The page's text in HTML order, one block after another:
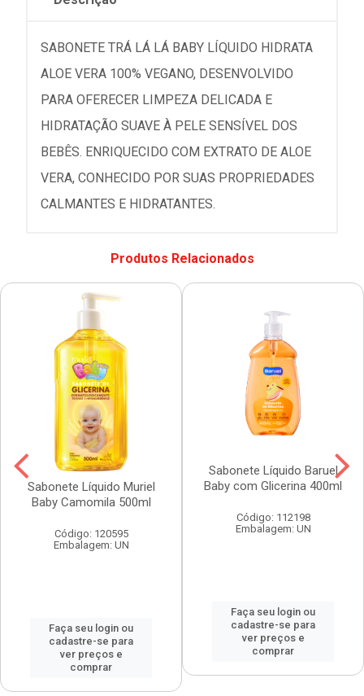
SABONETE TRÁ LÁ LÁ BABY LÍQUIDO HIDRATA
ALOE VERA 100% VEGANO, DESENVOLVIDO
PARA OFERECER LIMPEZA DELICADA E
HIDRATAÇÃO SUAVE À PELE SENSÍVEL DOS
BEBÊS. ENRIQUECIDO COM EXTRATO DE ALOE
VERA, CONHECIDO POR SUAS PROPRIEDADES
CALMANTES E HIDRATANTES.
Produtos Relacionados
Sabonete Líquido Muriel
Baby Camomila 500ml
Código: 120595
Embalagem: UN
Faça seu login ou
cadastre-se para
ver preços e
comprar
Sabonete Líquido Baruel
Baby com Glicerina 400ml
Código: 112198
Embalagem: UN
Faça seu login ou
cadastre-se para
ver preços e
comprar